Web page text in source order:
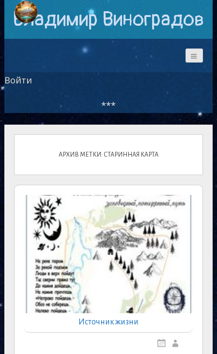
Владимир Виноградов
Войти
***
АРХИВ МЕТКИ: СТАРИННАЯ КАРТА
Источник жизни